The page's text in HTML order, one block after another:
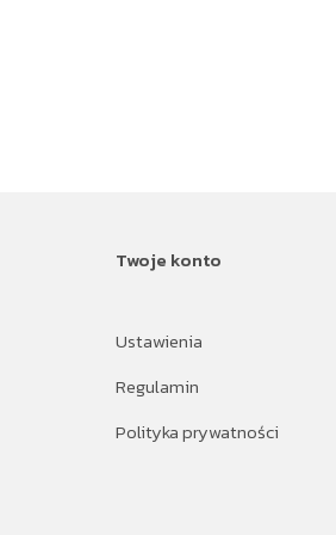
Twoje konto
Ustawienia
Regulamin
Polityka prywatności